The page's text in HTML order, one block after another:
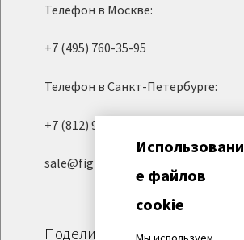
Телефон в Москве:
+7 (495) 760-35-95
Телефон в Санкт-Петербурге:
+7 (812) 945-06-95
sale@fight-evolution.ru
Поделиться
Использовани
е файлов
cookie